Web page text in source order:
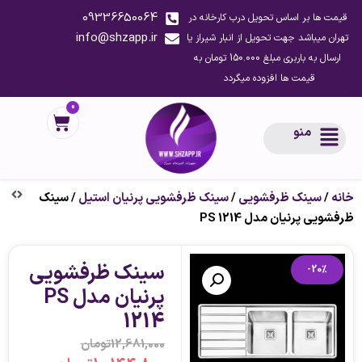
قیمت ها بر اساس تحویل درب کارخانه در
تهران میباشد جهت تحویل از انبار شیراز یا
ارسال به باربری مبلغ 150.000 تومان به
قیمت ها افزوده میگردد
09336650064
info@shzapp.ir
منو
0
خانه/سینک ظرفشویی/سینک ظرفشویی پرنیان استیل/ سینک
ظرفشویی پرنیان مدل PS 1214
-20% سینک ظرفشویی
پرنیان مدل PS
1214
12,681,000تومان